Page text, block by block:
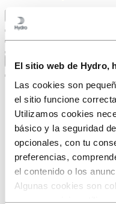
El sitio web de Hydro,
Las cookies son
el sitio funcione
Utilizamos cookies
básico y la seguridad
opcionales, con tu
preferencias,
el contenido o los
Algunas cookies son
Volver al menú principal
Cerrar